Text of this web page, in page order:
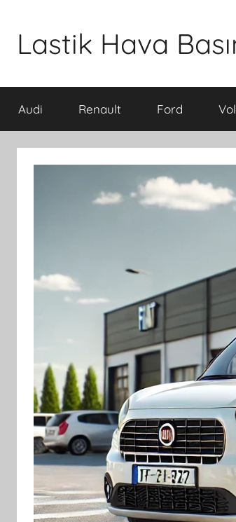
Lastik Hava
Audi Renault Ford